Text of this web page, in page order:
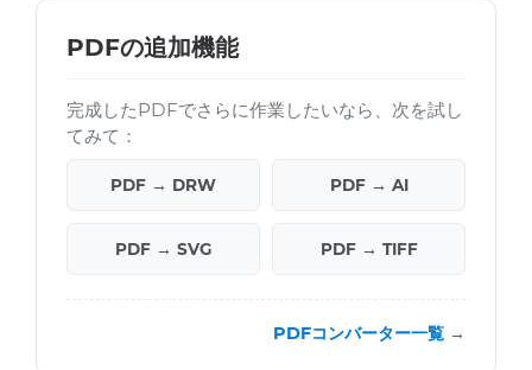
PDFの追加機能
完成したPDFでさらに作業したいなら、次を試し
てみて：
PDF → DRW PDF → AI
PDF → SVG PDF → TIFF
PDFコンバーター一覧 →